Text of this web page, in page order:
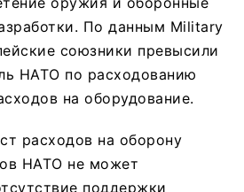
По данным Military
союзники превысили
НАТО по расходованию
на оборудование.
расходов на оборону
НАТО не может
поддержки